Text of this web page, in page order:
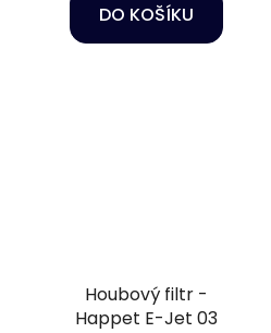
DO KOŠÍKU
Houbový filtr -
Happet E-Jet 03